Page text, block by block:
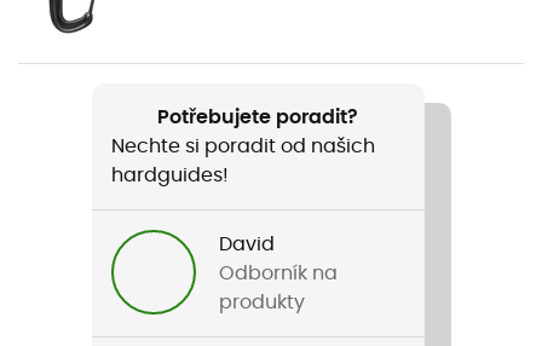
Název produktu
Minimální zatížení při přetržení
Potřebujete poradit?
Nechte si poradit od našich
hardguides!
David
Odborník na
produkty